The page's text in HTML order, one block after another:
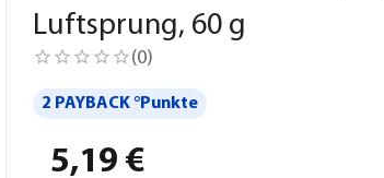
Luftsprung, 60 g
(0)
2 PAYBACK °Punkte
5,19 €